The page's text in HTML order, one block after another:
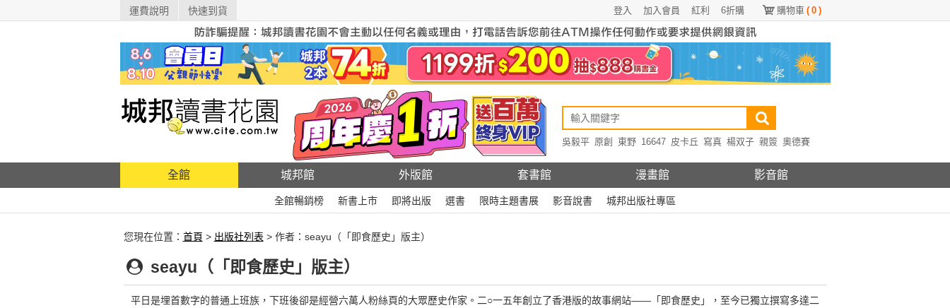
運費說明 快速到貨 購物車 ( 0 )
6折購
紅利
加入會員
登入
吳毅平 原創 東野 16647 皮卡丘 寫真 楊双子 親簽 奧德賽
全館 城邦館 外版館 套書館 漫畫館 影音館
全館暢銷榜 新書上市 即將出版 選書 限時主題書展 影音說書 城邦出版社專區
您現在位置： 首頁 > 出版社列表 > 作者：seayu（「即食歷史」版主）
seayu（「即食歷史」版主）
平日是埋首數字的普通上班族，下班後卻是經營六萬人粉絲頁的大眾歷史作家。二○一五年創立了香港版的故事網站——「即食歷史」，至今已獨立撰寫多達二